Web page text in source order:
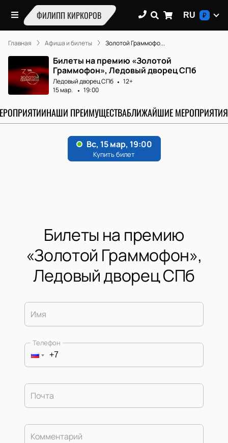
ФИЛИПП КИРКОРОВ RU ₽
Главная Афиша и билеты Золотой Граммофо...
Билеты на премию «Золотой
Граммофон», Ледовый дворец СПб
Ледовый дворец СПб
12+
15 мар.
19:00
НАШИ ПРЕИМУЩЕСТВАБЛИЖАЙШИЕ МЕРОПРИЯТИЯ
Билеты на премию
«Золотой Граммофон»,
Ледовый дворец СПб
Имя
Телефон
Почта
Комментарий